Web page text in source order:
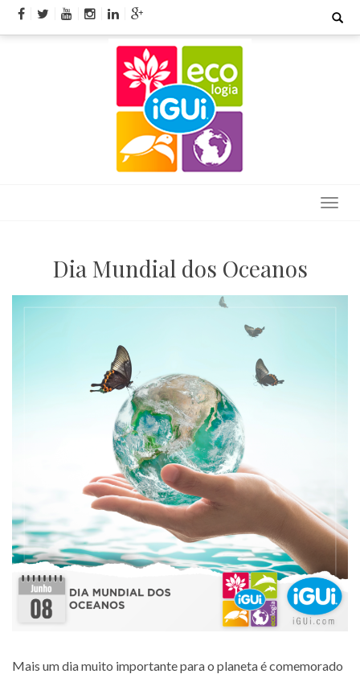
Skip
Search
Dia Mundial dos Oceanos
Mais um dia muito importante para o planeta é comemorado